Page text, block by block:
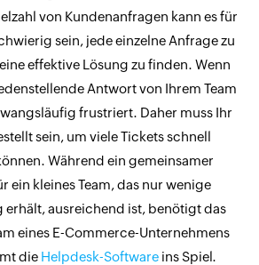
von Kundenanfragen kann es für
sein, jede einzelne Anfrage zu
effektive Lösung zu finden. Wenn
Antwort von Ihrem Team
frustriert. Daher muss Ihr
sein, um viele Tickets schnell
Während ein gemeinsamer
ein kleines Team, das nur wenige
erhält, ausreichend ist, benötigt das
eines E-Commerce-Unternehmens
die Helpdesk-Software ins Spiel.